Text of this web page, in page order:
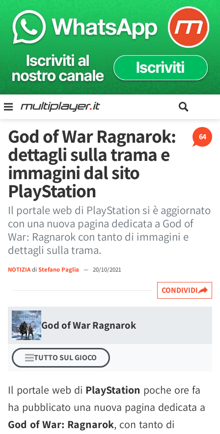
64
God of War Ragnarok:
dettagli sulla trama e
immagini dal sito
PlayStation
Il portale web di PlayStation si è aggiornato
con una nuova pagina dedicata a God of
War: Ragnarok con tanto di immagini e
dettagli sulla trama.
NOTIZIAdi Stefano Paglia — 20/10/2021
CONDIVIDI
God of War Ragnarok
TUTTO SUL GIOCO
Il portale web di PlayStation poche ore fa
ha pubblicato una nuova pagina dedicata a
God of War: Ragnarok, con tanto di